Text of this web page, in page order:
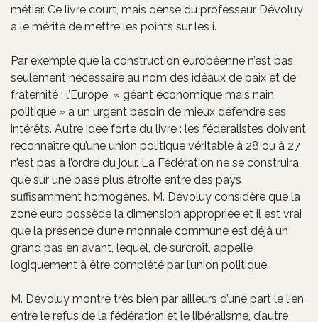
métier. Ce livre court, mais dense du professeur Dévoluy
a le mérite de mettre les points sur les i.
Par exemple que la construction européenne n’est pas
seulement nécessaire au nom des idéaux de paix et de
fraternité : l’Europe, « géant économique mais nain
politique » a un urgent besoin de mieux défendre ses
intérêts. Autre idée forte du livre : les fédéralistes doivent
reconnaître qu’une union politique véritable à 28 ou à 27
n’est pas à l’ordre du jour. La Fédération ne se construira
que sur une base plus étroite entre des pays
suffisamment homogènes. M. Dévoluy considère que la
zone euro possède la dimension appropriée et il est vrai
que la présence d’une monnaie commune est déjà un
grand pas en avant, lequel, de surcroît, appelle
logiquement à être complété par l’union politique.
M. Dévoluy montre très bien par ailleurs d’une part le lien
entre le refus de la fédération et le libéralisme, d’autre